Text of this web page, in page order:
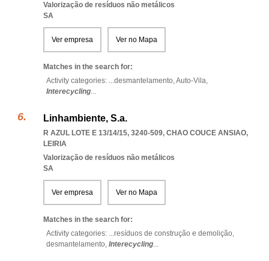
Valorização de resíduos não metálicos
SA
Ver empresa Ver no Mapa
Matches in the search for:
Activity categories: ...desmantelamento,Auto-Vila,
Interecycling...
Linhambiente, S.a.
R AZUL LOTE E 13/14/15, 3240-509, CHAO COUCE ANSIAO,
LEIRIA
Valorização de resíduos não metálicos
SA
Ver empresa Ver no Mapa
Matches in the search for:
Activity categories: ...resíduos de construção e demolição,
desmantelamento, Interecycling...